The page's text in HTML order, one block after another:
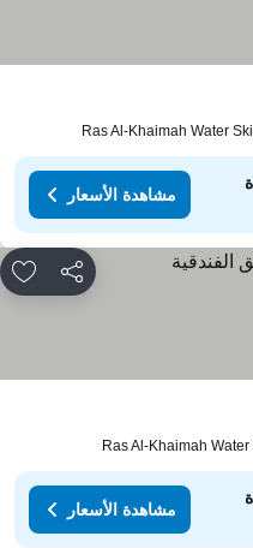
مشاهدة الأسعار
مشاركة
مشاهدة الأسعار